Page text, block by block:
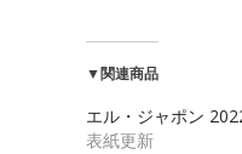
▼関連商品
エル・ジャポン
表紙更新